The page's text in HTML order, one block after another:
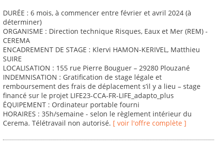
DURÉE : 6 mois, à commencer entre février et avril 2024 (à
déterminer)
ORGANISME : Direction technique Risques, Eaux et Mer (REM) -
CEREMA
ENCADREMENT DE STAGE : Klervi HAMON-KERIVEL, Matthieu
SUIRE
LOCALISATION : 155 rue Pierre Bouguer – 29280 Plouzané
INDEMNISATION : Gratification de stage légale et
remboursement des frais de déplacement s’il y a lieu – stage
financé sur le projet LIFE23-CCA-FR-LIFE_adapto_plus
ÉQUIPEMENT : Ordinateur portable fourni
HORAIRES : 35h/semaine - selon le règlement intérieur du
Cerema. Télétravail non autorisé. [ voir l'offre complète ]